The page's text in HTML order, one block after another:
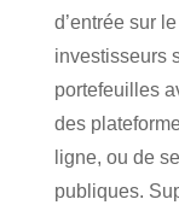
d’entrée sur
investisseurs
portefeuilles
des
ligne, ou de
publiques.